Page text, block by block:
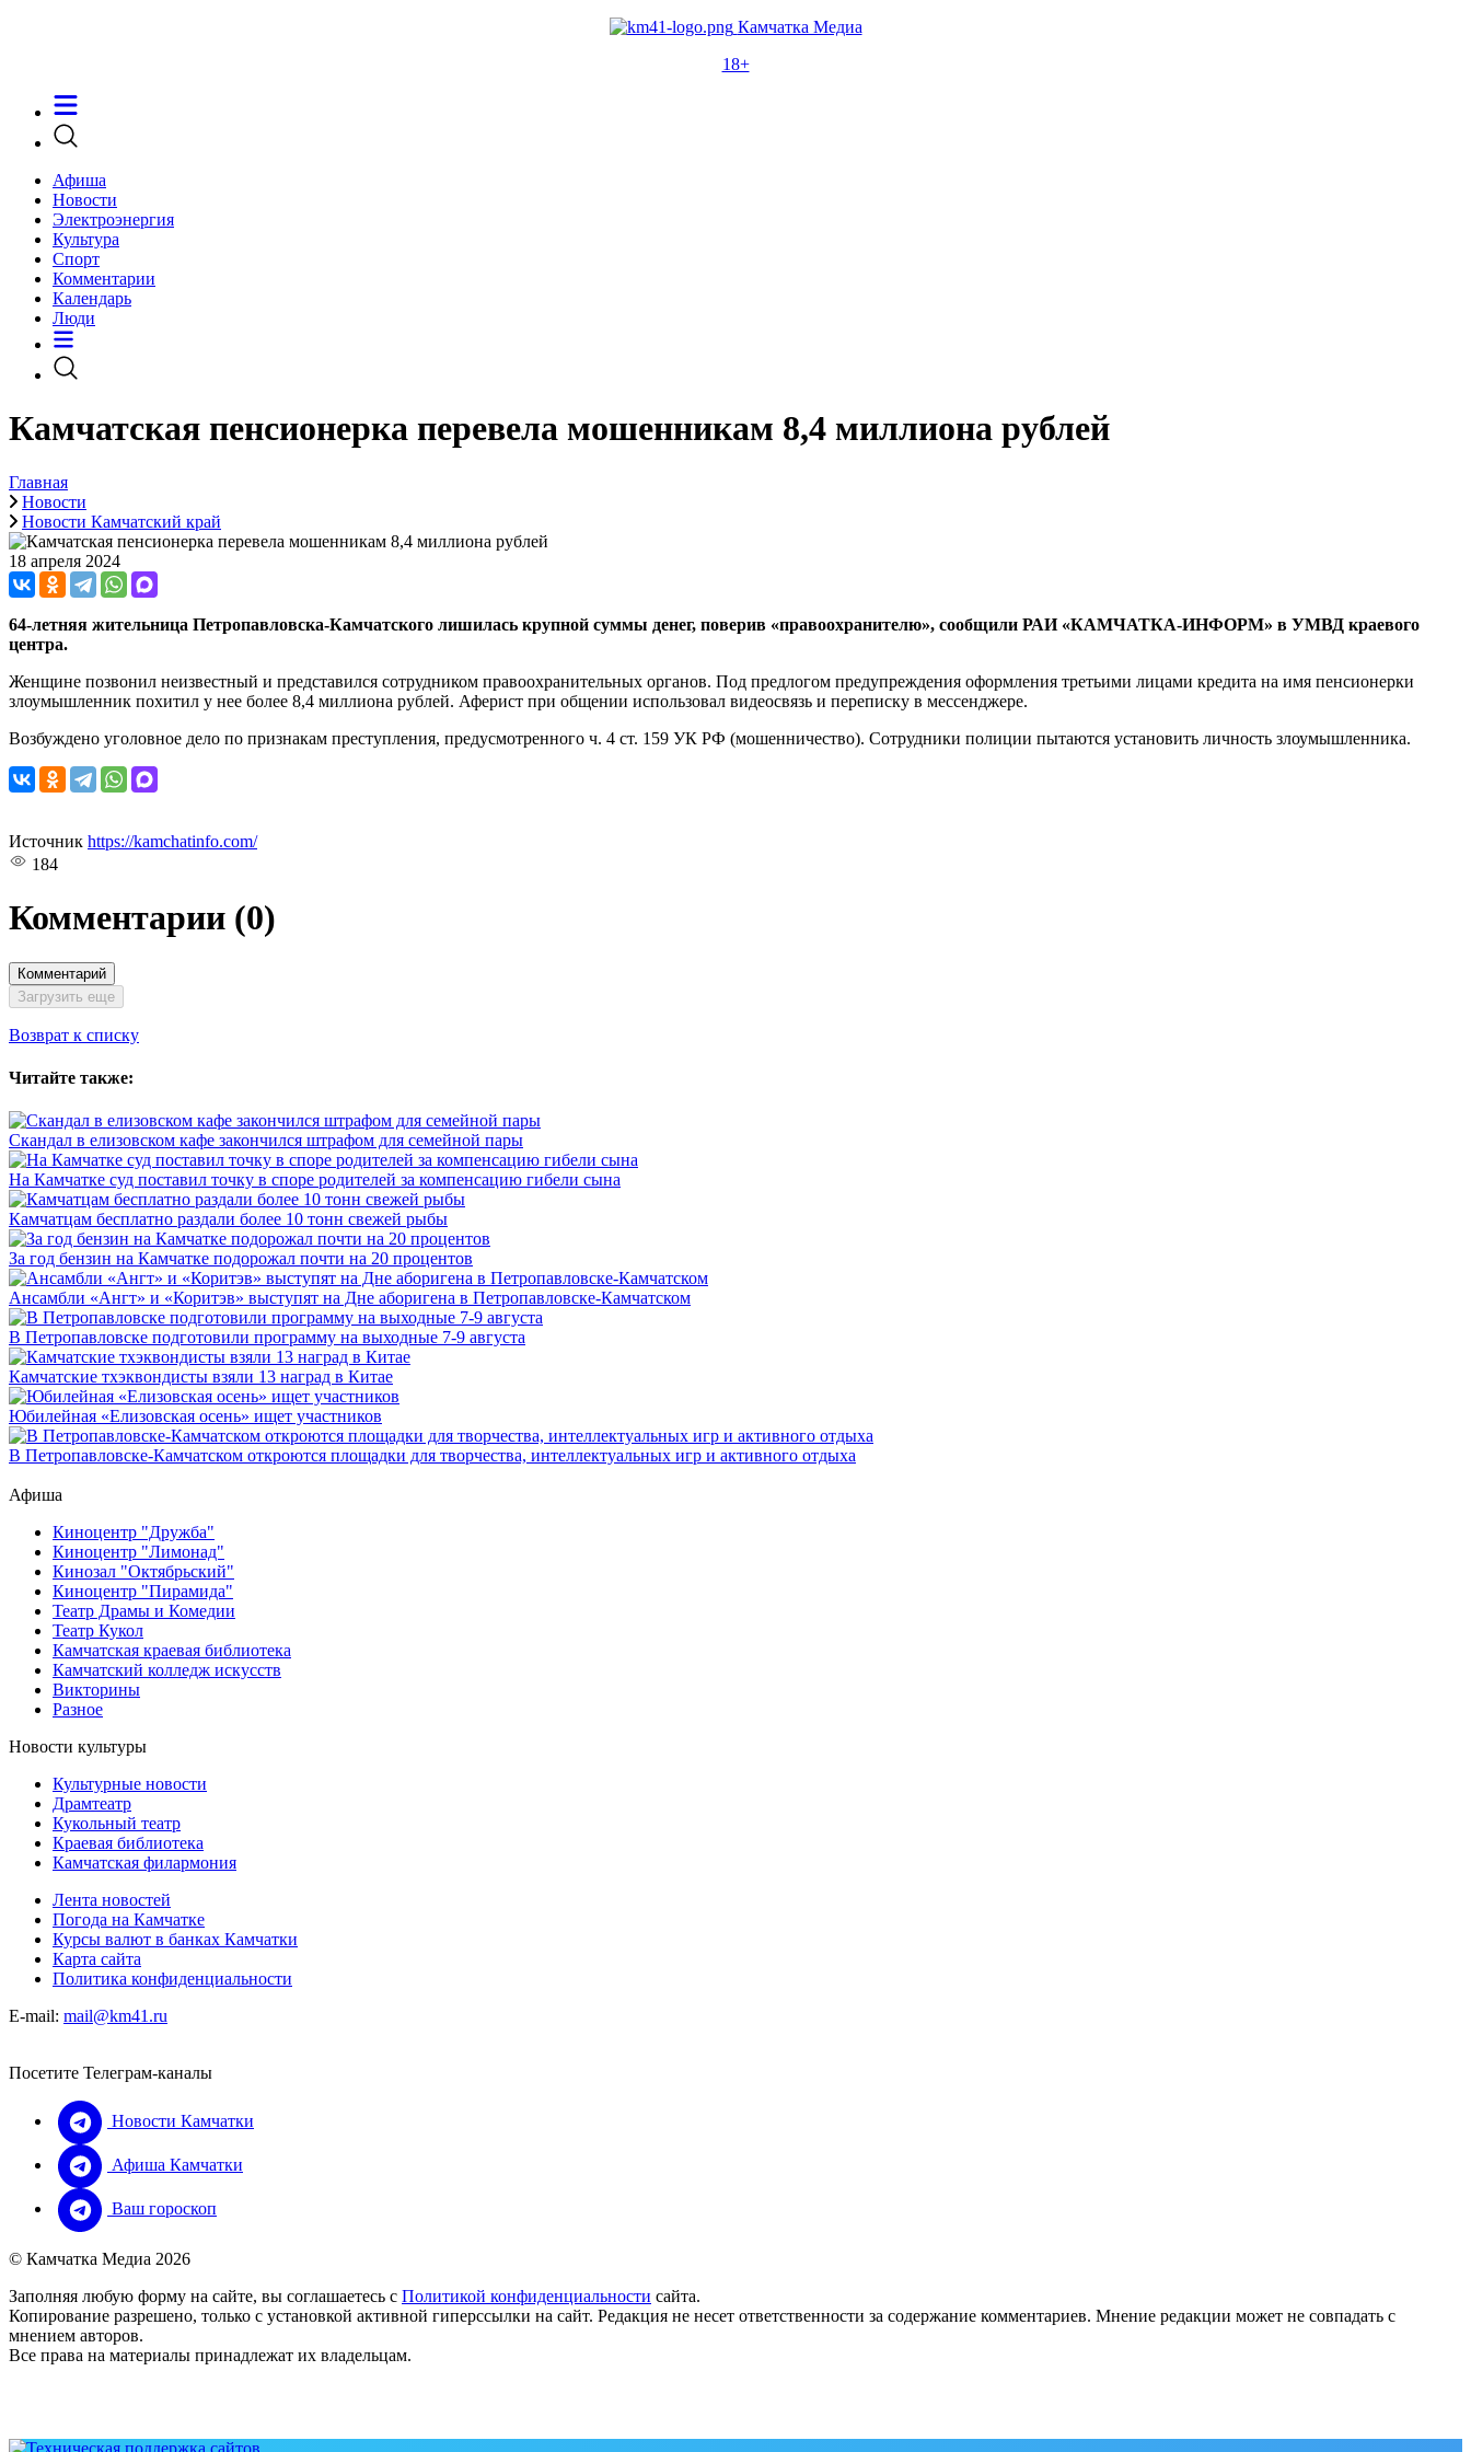
Камчатка Медиа
18+
Афиша
Новости
Электроэнергия
Культура
Спорт
Комментарии
Календарь
Люди
Камчатская пенсионерка перевела мошенникам 8,4 миллиона рублей
Главная
Новости
Новости Камчатский край
18 апреля 2024
64-летняя жительница Петропавловска-Камчатского лишилась крупной суммы денег, поверив «правоохранителю», сообщили РАИ «КАМЧАТКА-ИНФОРМ» в УМВД краевого
центра.
Женщине позвонил неизвестный и представился сотрудником правоохранительных органов. Под предлогом предупреждения оформления третьими лицами кредита на имя пенсионерки
злоумышленник похитил у нее более 8,4 миллиона рублей. Аферист при общении использовал видеосвязь и переписку в мессенджере.
Возбуждено уголовное дело по признакам преступления, предусмотренного ч. 4 ст. 159 УК РФ (мошенничество). Сотрудники полиции пытаются установить личность злоумышленника.
Источник https://kamchatinfo.com/
184
Комментарии (0)
Комментарий
Загрузить еще
Возврат к списку
Читайте также:
Скандал в елизовском кафе закончился штрафом для семейной пары
На Камчатке суд поставил точку в споре родителей за компенсацию гибели сына
Камчатцам бесплатно раздали более 10 тонн свежей рыбы
За год бензин на Камчатке подорожал почти на 20 процентов
Ансамбли «Ангт» и «Коритэв» выступят на Дне аборигена в Петропавловске-Камчатском
В Петропавловске подготовили программу на выходные 7-9 августа
Камчатские тхэквондисты взяли 13 наград в Китае
Юбилейная «Елизовская осень» ищет участников
В Петропавловске-Камчатском откроются площадки для творчества, интеллектуальных игр и активного отдыха
Афиша
Киноцентр "Дружба"
Киноцентр "Лимонад"
Кинозал "Октябрьский"
Киноцентр "Пирамида"
Театр Драмы и Комедии
Театр Кукол
Камчатская краевая библиотека
Камчатский колледж искусств
Викторины
Разное
Новости культуры
Культурные новости
Драмтеатр
Кукольный театр
Краевая библиотека
Камчатская филармония
Лента новостей
Погода на Камчатке
Курсы валют в банках Камчатки
Карта сайта
Политика конфиденциальности
E-mail: mail@km41.ru
Посетите Телеграм-каналы
Новости Камчатки
Афиша Камчатки
Ваш гороскоп
© Камчатка Медиа 2026
Заполняя любую форму на сайте, вы соглашаетесь с Политикой конфиденциальности сайта.
Копирование разрешено, только с установкой активной гиперссылки на сайт. Редакция не несет ответственности за содержание комментариев. Мнение редакции может не совпадать с
мнением авторов.
Все права на материалы принадлежат их владельцам.